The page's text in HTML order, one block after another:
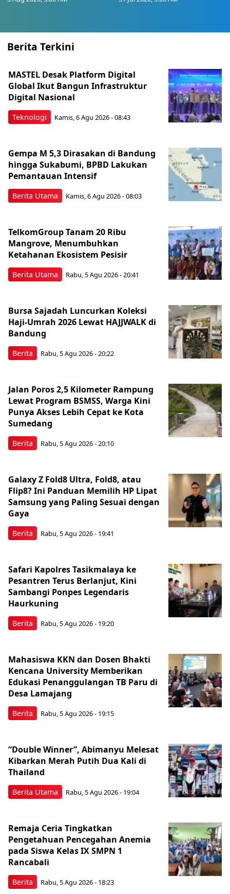
Berita Terkini
Teknologi
MASTEL Desak Platform Digital
Global Ikut Bangun Infrastruktur
Digital Nasional
Kamis, 6 Agu 2026 - 08:43
Berita Utama
Gempa M 5,3 Dirasakan di Bandung
hingga Sukabumi, BPBD Lakukan
Pemantauan Intensif
Kamis, 6 Agu 2026 - 08:03
Berita Utama
TelkomGroup Tanam 20 Ribu
Mangrove, Menumbuhkan
Ketahanan Ekosistem Pesisir
Rabu, 5 Agu 2026 - 20:41
Berita
Bursa Sajadah Luncurkan Koleksi
Haji-Umrah 2026 Lewat HAJJWALK di
Bandung
Rabu, 5 Agu 2026 - 20:22
Berita
Jalan Poros 2,5 Kilometer Rampung
Lewat Program BSMSS, Warga Kini
Punya Akses Lebih Cepat ke Kota
Sumedang
Rabu, 5 Agu 2026 - 20:10
Berita
Galaxy Z Fold8 Ultra, Fold8, atau
Flip8? Ini Panduan Memilih HP Lipat
Samsung yang Paling Sesuai dengan
Gaya
Rabu, 5 Agu 2026 - 19:41
Berita
Safari Kapolres Tasikmalaya ke
Pesantren Terus Berlanjut, Kini
Sambangi Ponpes Legendaris
Haurkuning
Rabu, 5 Agu 2026 - 19:20
Berita
Mahasiswa KKN dan Dosen Bhakti
Kencana University Memberikan
Edukasi Penanggulangan TB Paru di
Desa Lamajang
Rabu, 5 Agu 2026 - 19:15
Berita Utama
“Double Winner”, Abimanyu Melesat
Kibarkan Merah Putih Dua Kali di
Thailand
Rabu, 5 Agu 2026 - 19:04
Berita
Remaja Ceria Tingkatkan
Pengetahuan Pencegahan Anemia
pada Siswa Kelas IX SMPN 1
Rancabali
Rabu, 5 Agu 2026 - 18:23